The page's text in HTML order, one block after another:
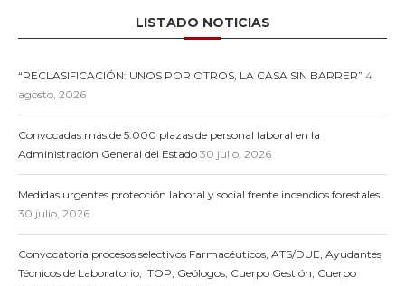
LISTADO NOTICIAS
“RECLASIFICACIÓN: UNOS POR OTROS, LA CASA SIN BARRER” 4
agosto, 2026
Convocadas más de 5.000 plazas de personal laboral en la
Administración General del Estado 30 julio, 2026
Medidas urgentes protección laboral y social frente incendios forestales
30 julio, 2026
Convocatoria procesos selectivos Farmacéuticos, ATS/DUE, Ayudantes
Técnicos de Laboratorio, ITOP, Geólogos, Cuerpo Gestión, Cuerpo